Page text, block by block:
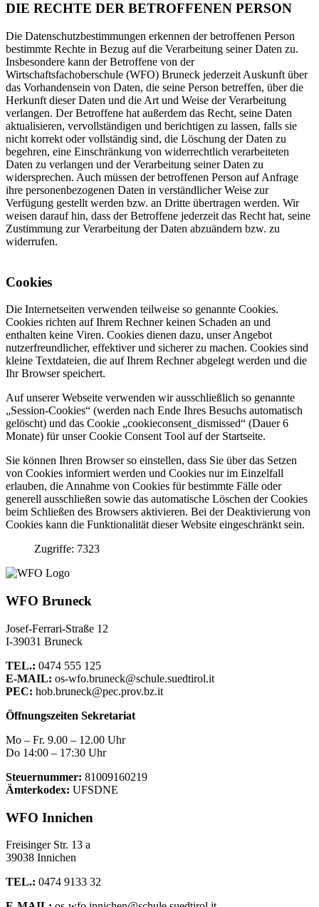
DIE RECHTE DER BETROFFENEN PERSON
Die Datenschutzbestimmungen erkennen der betroffenen Person
bestimmte Rechte in Bezug auf die Verarbeitung seiner Daten zu.
Insbesondere kann der Betroffene von der
Wirtschaftsfachoberschule (WFO) Bruneck jederzeit Auskunft über
das Vorhandensein von Daten, die seine Person betreffen, über die
Herkunft dieser Daten und die Art und Weise der Verarbeitung
verlangen. Der Betroffene hat außerdem das Recht, seine Daten
aktualisieren, vervollständigen und berichtigen zu lassen, falls sie
nicht korrekt oder vollständig sind, die Löschung der Daten zu
begehren, eine Einschränkung von widerrechtlich verarbeiteten
Daten zu verlangen und der Verarbeitung seiner Daten zu
widersprechen. Auch müssen der betroffenen Person auf Anfrage
ihre personenbezogenen Daten in verständlicher Weise zur
Verfügung gestellt werden bzw. an Dritte übertragen werden. Wir
weisen darauf hin, dass der Betroffene jederzeit das Recht hat, seine
Zustimmung zur Verarbeitung der Daten abzuändern bzw. zu
widerrufen.
Cookies
Die Internetseiten verwenden teilweise so genannte Cookies.
Cookies richten auf Ihrem Rechner keinen Schaden an und
enthalten keine Viren. Cookies dienen dazu, unser Angebot
nutzerfreundlicher, effektiver und sicherer zu machen. Cookies sind
kleine Textdateien, die auf Ihrem Rechner abgelegt werden und die
Ihr Browser speichert.
Auf unserer Webseite verwenden wir ausschließlich so genannte
„Session-Cookies“ (werden nach Ende Ihres Besuchs automatisch
gelöscht) und das Cookie „cookieconsent_dismissed“ (Dauer 6
Monate) für unser Cookie Consent Tool auf der Startseite.
Sie können Ihren Browser so einstellen, dass Sie über das Setzen
von Cookies informiert werden und Cookies nur im Einzelfall
erlauben, die Annahme von Cookies für bestimmte Fälle oder
generell ausschließen sowie das automatische Löschen der Cookies
beim Schließen des Browsers aktivieren. Bei der Deaktivierung von
Cookies kann die Funktionalität dieser Website eingeschränkt sein.
Zugriffe: 7323
WFO Bruneck
Josef-Ferrari-Straße 12
I-39031 Bruneck
TEL.: 0474 555 125
E-MAIL: os-wfo.bruneck@schule.suedtirol.it
PEC: hob.bruneck@pec.prov.bz.it
Öffnungszeiten Sekretariat
Mo – Fr. 9.00 – 12.00 Uhr
Do 14:00 – 17:30 Uhr
Steuernummer: 81009160219
Ämterkodex: UFSDNE
WFO Innichen
Freisinger Str. 13 a
39038 Innichen
TEL.: 0474 9133 32